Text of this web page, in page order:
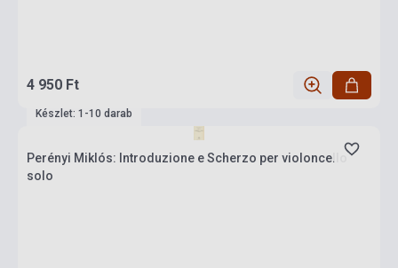
4 950 Ft
Készlet: 1-10 darab
Perényi Miklós: Introduzione e Scherzo per violoncello
solo